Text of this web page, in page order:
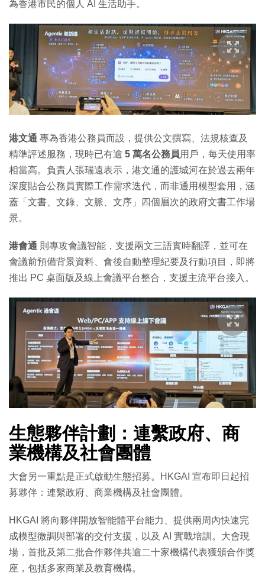
為香港市民的個人 AI 生活助手。
港文通 專為香港公務員而設，提供公文撰寫、法規核查及
精準評述服務，現時已有逾 5 萬名公務員用戶，每天使用率
相當高。負責人張瑞遠表示，港文通的護城河在於過去兩年
深度貼合公務員實際工作需求迭代，而非通用模型套用，涵
蓋「文書、文錄、文脈、文序」四個層次的政府文書工作場
景。
港會通 則專攻會議智能，支援兩文三語實時翻譯，並可在
會議前預備背景資料、會後自動整理紀要及行動項目，即將
推出 PC 桌面版及線上會議平台整合，支援主流平台接入。
生態夥伴計劃：連繫政府、商
業機構及社會團體
大會另一重點是正式啟動生態招募。HKGAI 宣布即日起招
募夥伴：連繫政府、商業機構及社會團體。
HKGAI 將向夥伴開放智能體平台能力、提供兩周內快速完
成模型微調與部署的交付支援，以及 AI 實戰培訓。大會現
場，首批及第二批合作夥伴共逾二十家機構代表獲頒合作獎
座，包括多家商業及教育機構。